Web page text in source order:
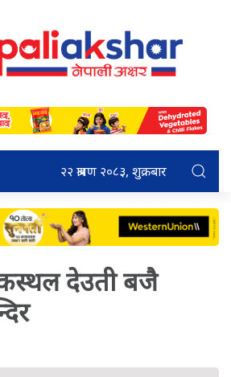
२२ श्रावण २०८३, शुक्रबार
देउती बजै